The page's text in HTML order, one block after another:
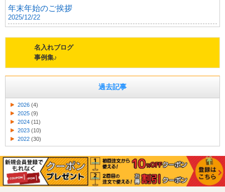
年末年始のご挨拶
2025/12/22
名入れブログ
事例集♪
過去記事
2026 (4)
2025 (9)
2024 (11)
2023 (10)
2022 (30)